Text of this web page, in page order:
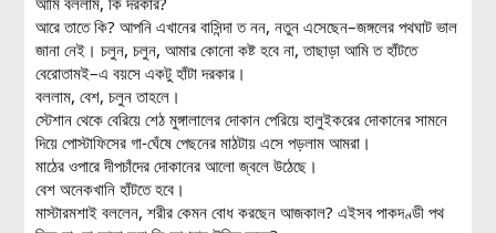
আরে তাতে কি? আপনি এখানের বাসিন্দা ত নন, নতুন এসেছেন–জঙ্গলের পথঘাট ভাল
জানা নেই। চলুন, চলুন, আমার কোনো কষ্ট হবে না, তাছাড়া আমি ত হাঁটতে
বেরোতামই–এ বয়সে একটু হাঁটা দরকার।
বললাম, বেশ, চলুন তাহলে।
স্টেশান থেকে বেরিয়ে শেঠ মুঙ্গালালের দোকান পেরিয়ে হালুইকরের দোকানের সামনে
দিয়ে পোস্টাফিসের গা-ঘেঁষে পেছনের মাঠটায় এসে পড়লাম আমরা।
মাঠের ওপারে দীপচাঁদের দোকানের আলো জ্বলে উঠেছে।
বেশ অনেকখানি হাঁটতে হবে।
মাস্টারমশাই বললেন, শরীর কেমন বোধ করছেন আজকাল? এইসব পাকদণ্ডী পথ